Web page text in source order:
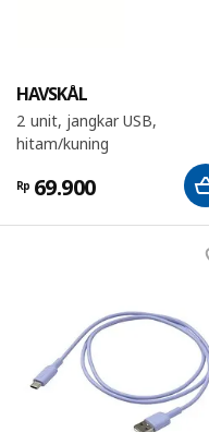
HAVSKÅL
2 unit, jangkar USB,
hitam/kuning
Rp 69.900